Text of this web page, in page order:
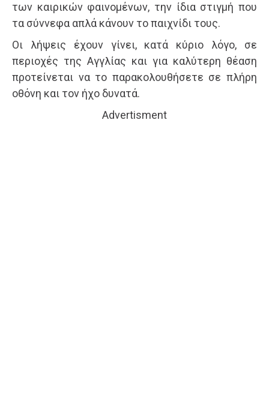
των καιρικών φαινομένων, την ίδια στιγμή που
τα σύννεφα απλά κάνουν το παιχνίδι τους.
Οι λήψεις έχουν γίνει, κατά κύριο λόγο, σε
περιοχές της Αγγλίας και για καλύτερη θέαση
προτείνεται να το παρακολουθήσετε σε πλήρη
οθόνη και τον ήχο δυνατά.
Advertisment